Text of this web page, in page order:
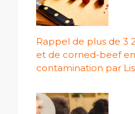
Rappel de plus de 3
et de corned-beef
contamination par